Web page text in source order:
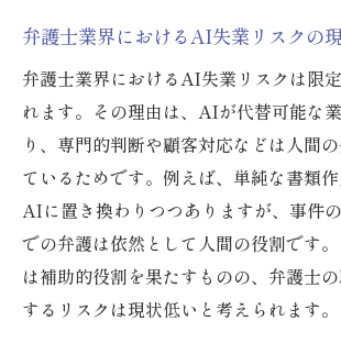
弁護士業界におけるAI失業リスクの
弁護士業界におけるAI失業リスクは限
れます。その理由は、AIが代替可能な
り、専門的判断や顧客対応などは人間
ているためです。例えば、単純な書類
AIに置き換わりつつありますが、事件
での弁護は依然として人間の役割です
は補助的役割を果たすものの、弁護士
するリスクは現状低いと考えられます。